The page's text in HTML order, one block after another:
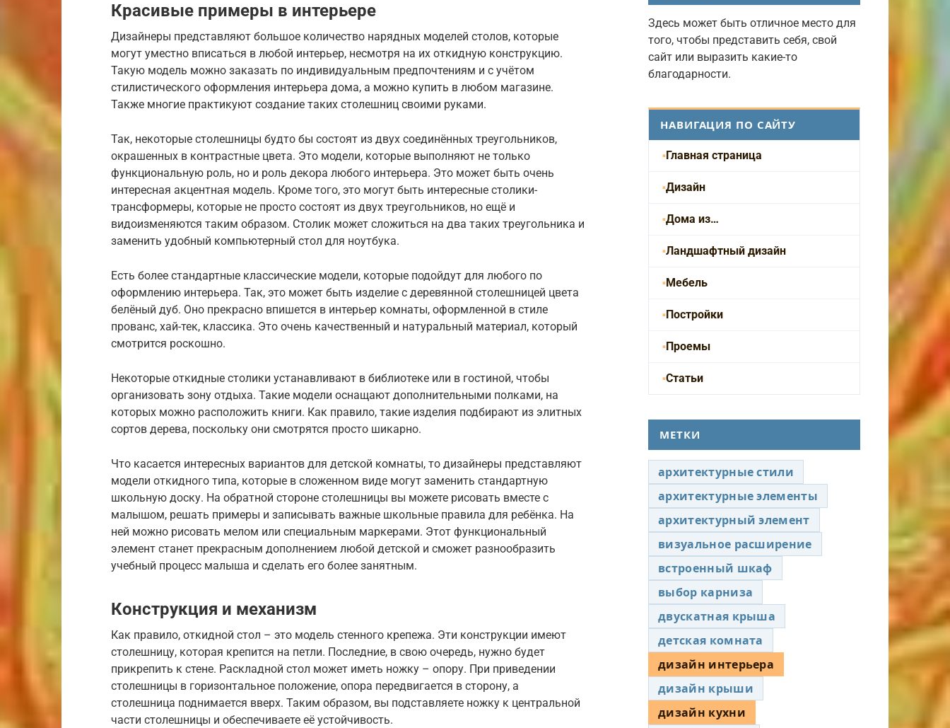
Красивые примеры в интерьере
Дизайнеры представляют большое количество нарядных моделей столов, которые
могут уместно вписаться в любой интерьер, несмотря на их откидную конструкцию.
Такую модель можно заказать по индивидуальным предпочтениям и с учётом
стилистического оформления интерьера дома, а можно купить в любом магазине.
Также многие практикуют создание таких столешниц своими руками.
Так, некоторые столешницы будто бы состоят из двух соединённых треугольников,
окрашенных в контрастные цвета. Это модели, которые выполняют не только
функциональную роль, но и роль декора любого интерьера. Это может быть очень
интересная акцентная модель. Кроме того, это могут быть интересные столики-
трансформеры, которые не просто состоят из двух треугольников, но ещё и
видоизменяются таким образом. Столик может сложиться на два таких треугольника и
заменить удобный компьютерный стол для ноутбука.
Есть более стандартные классические модели, которые подойдут для любого по
оформлению интерьера. Так, это может быть изделие с деревянной столешницей цвета
белёный дуб. Оно прекрасно впишется в интерьер комнаты, оформленной в стиле
прованс, хай-тек, классика. Это очень качественный и натуральный материал, который
смотрится роскошно.
Некоторые откидные столики устанавливают в библиотеке или в гостиной, чтобы
организовать зону отдыха. Такие модели оснащают дополнительными полками, на
которых можно расположить книги. Как правило, такие изделия подбирают из элитных
сортов дерева, поскольку они смотрятся просто шикарно.
Что касается интересных вариантов для детской комнаты, то дизайнеры представляют
модели откидного типа, которые в сложенном виде могут заменить стандартную
школьную доску. На обратной стороне столешницы вы можете рисовать вместе с
малышом, решать примеры и записывать важные школьные правила для ребёнка. На
ней можно рисовать мелом или специальным маркерами. Этот функциональный
элемент станет прекрасным дополнением любой детской и сможет разнообразить
учебный процесс малыша и сделать его более занятным.
Конструкция и механизм
Как правило, откидной стол – это модель стенного крепежа. Эти конструкции имеют
столешницу, которая крепится на петли. Последние, в свою очередь, нужно будет
прикрепить к стене. Раскладной стол может иметь ножку – опору. При приведении
столешницы в горизонтальное положение, опора передвигается в сторону, а
столешница поднимается вверх. Таким образом, вы подставляете ножку к центральной
части столешницы и обеспечиваете её устойчивость.
Здесь может быть отличное место для
того, чтобы представить себя, свой
сайт или выразить какие-то
благодарности.
НАВИГАЦИЯ ПО САЙТУ
Главная страница
Дизайн
Дома из…
Ландшафтный дизайн
Мебель
Постройки
Проемы
Статьи
МЕТКИ
архитектурные стили
архитектурные элементы
архитектурный элемент
визуальное расширение
встроенный шкаф
выбор карниза
двускатная крыша
детская комната
дизайн интерьера
дизайн крыши
дизайн кухни